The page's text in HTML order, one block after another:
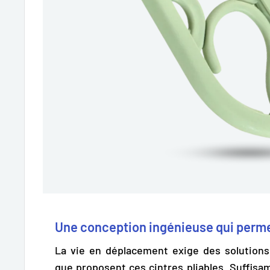
Une conception ingénieuse qui
La vie en déplacement exige des
que proposent ces cintres pliables.